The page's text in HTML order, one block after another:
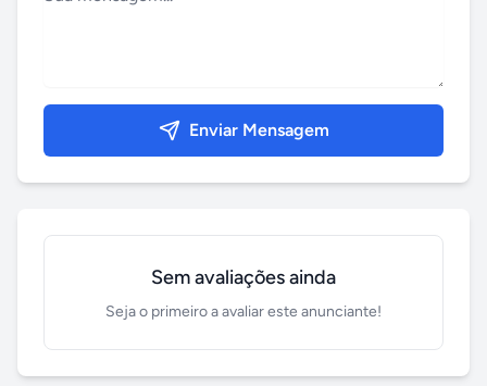
Enviar Mensagem
Sem avaliações ainda
Seja o primeiro a avaliar este anunciante!